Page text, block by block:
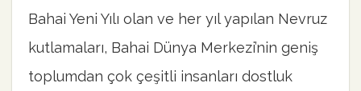
Bahai Yeni Yılı olan ve her yıl yapılan Nevruz
kutlamaları, Bahai Dünya Merkezi’nin geniş
toplumdan çok çeşitli insanları dostluk